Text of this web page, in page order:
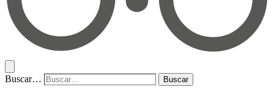
Buscar… Buscar